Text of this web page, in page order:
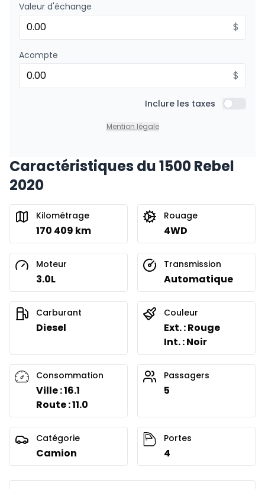
Financement sur 36 mois
Financement sur 36 mois
0.00 $ d'acompte • 8.99%
À partir de :
Financement sur 24 mois
411 $/Sem.
Valeur d'échange
$
Acompte
$
Inclure les taxes Inclure
Mention légale
Caractéristiques du 1500 Rebel
2020
Kilométrage
170 409 km
Rouage
4WD
Moteur
3.0L
Transmission
Automatique
Carburant
Diesel
Couleur
Ext. : Rouge
Int. : Noir
Consommation
Ville : 16.1
Route : 11.0
Passagers
5
Catégorie
Camion
Portes
4